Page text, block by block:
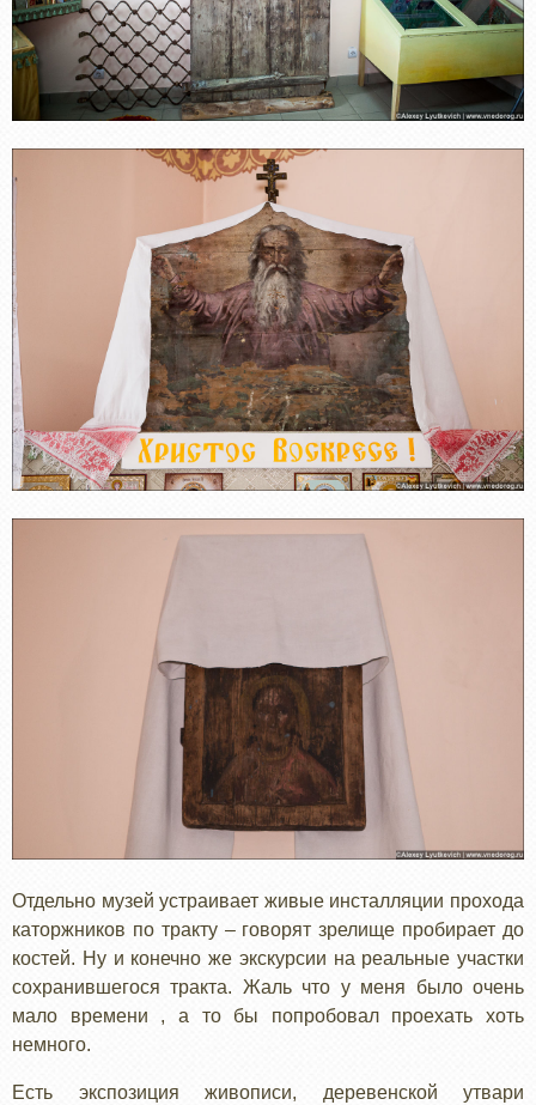
Отдельно музей устраивает живые инсталляции прохода
каторжников по тракту – говорят зрелище пробирает до
костей. Ну и конечно же экскурсии на реальные участки
сохранившегося тракта. Жаль что у меня было очень
мало времени , а то бы попробовал проехать хоть
немного.
Есть экспозиция живописи, деревенской утвари